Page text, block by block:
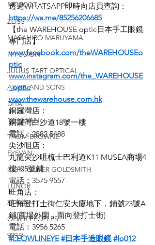
MOSCOT
ZEISS
MASAHIRO MARUYAMA
H-FUSION
JULIUS TART OPTICAL
AKIRA AND SONS
DITA
10EYEVAN
THOM BROWNE
EYEVAN
OG X OLIVER GOLDSMITH
LUNOR
杉本圭
OLVER PEOPLES
999.9
透過WHATSAPP即時向店員查詢：
https://wa.me/85256206685
【the WAREHOUSE optic日本手工眼鏡
專門店】
www.facebook.com/theWAREHOUSEo
ptic
www.instagram.com/the_WAREHOUSE
_optic
www.thewarehouse.com.hk
銅鑼灣店：
銅鑼灣白沙道18號一樓
電話：2882 5488
尖沙咀店：
九龍尖沙咀梳士巴利道K11 MUSEA商場4
樓405號鋪
電話：3575 9557
旺角店：
旺角登打士街仁安大廈地下，鋪號23號A
鋪(商場外圍，面向登打士街)
電話：3956 5265
#LEOWLINEYE #日本手造眼鏡 #lo012